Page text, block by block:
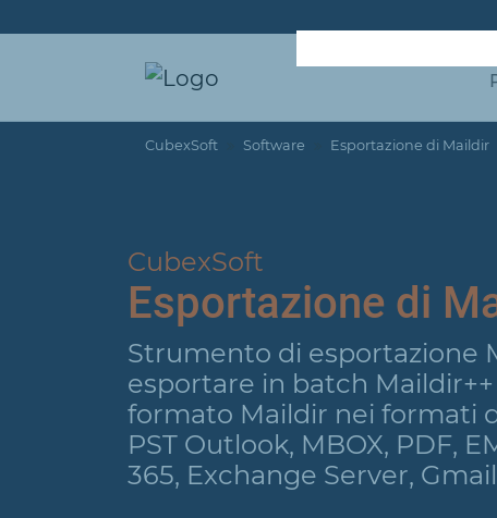
CubexSoft Software Esportazione di Maildir
CubexSoft
Esportazione di
Strumento di esportazione
esportare in batch
formato Maildir nei formati
PST Outlook, MBOX, PDF,
365, Exchange Server,